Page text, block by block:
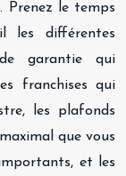
Prenez le temps
les différentes
de garantie qui
franchises qui
les plafonds
que vous
et les